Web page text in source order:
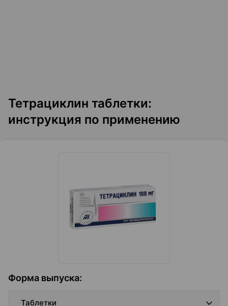
Тетрациклин таблетки:
инструкция по применению
Форма выпуска:
Таблетки